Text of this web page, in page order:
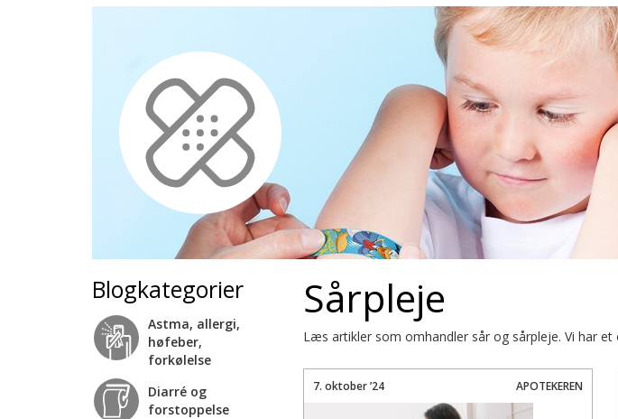
Blogkategorier
Astma, allergi,
høfeber,
forkølelse
Diarré og
forstoppelse
Sårpleje
Læs artikler som omhandler sår og sårpleje. Vi har
7. oktober ’24 APOTEKEREN